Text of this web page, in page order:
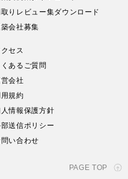
取りレビュー集ダウンロード
会社募集
セス
くあるご質問
会社
規約
情報保護方針
送信ポリシー
問い合わせ
PAGE TOP